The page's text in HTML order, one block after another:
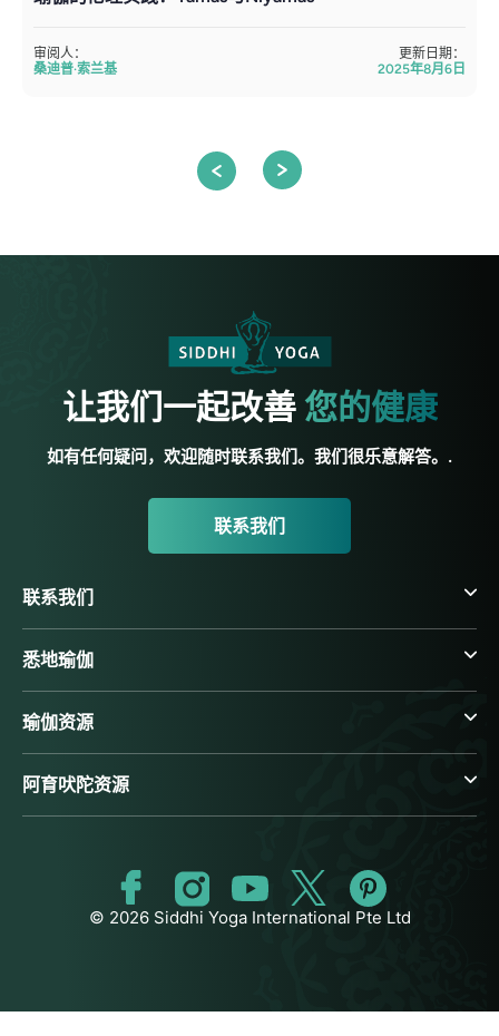
审阅人：
桑迪普·索兰基
更新日期：
2025年8月6日
让我们一起改善 您的健康
如有任何疑问，欢迎随时联系我们。我们很乐意解答。.
联系我们
联系我们
悉地瑜伽
瑜伽资源
阿育吠陀资源
© 2026 Siddhi Yoga International Pte Ltd